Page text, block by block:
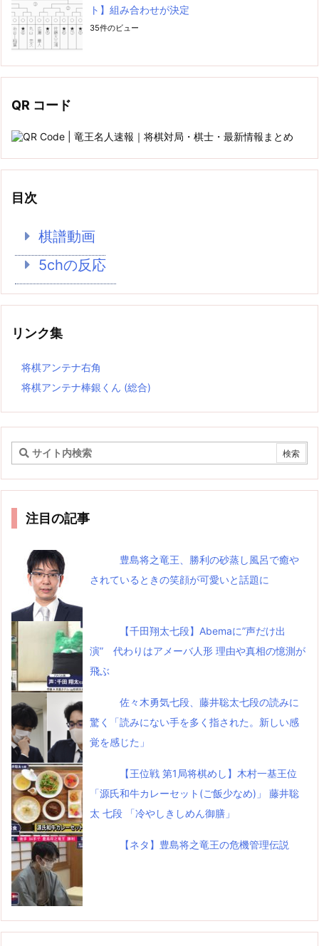
ト】組み合わせが決定
35件のビュー
QR コード
目次
棋譜動画
5chの反応
リンク集
将棋アンテナ右角
将棋アンテナ棒銀くん (総合)
注目の記事
豊島将之竜王、勝利の砂蒸し風呂で癒や
されているときの笑顔が可愛いと話題に
【千田翔太七段】Abemaに”声だけ出
演” 代わりはアメーバ人形 理由や真相の憶測が
飛ぶ
佐々木勇気七段、藤井聡太七段の読みに
驚く「読みにない手を多く指された。新しい感
覚を感じた」
【王位戦 第1局将棋めし】木村一基王位
「源氏和牛カレーセット(ご飯少なめ)」 藤井聡
太 七段 「冷やしきしめん御膳」
【ネタ】豊島将之竜王の危機管理伝説